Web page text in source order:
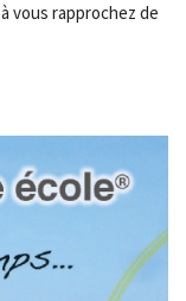
vous rapprochez de